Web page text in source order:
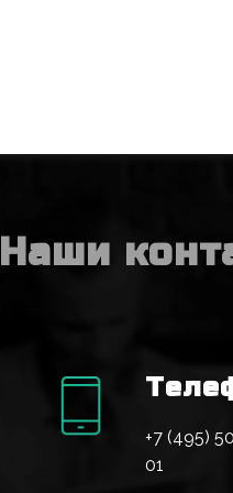
Наши
+7 (495)
01